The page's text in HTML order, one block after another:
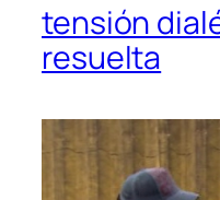
tensión
resuelta